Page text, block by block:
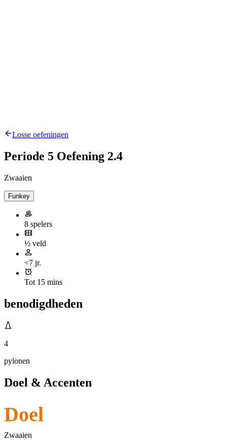
Losse oefeningen
Periode 5 Oefening 2.4
Zwaaien
Funkey
8 spelers
½ veld
<7 jr.
Tot 15 mins
benodigdheden
4
pylonen
Doel & Accenten
Doel
Zwaaien